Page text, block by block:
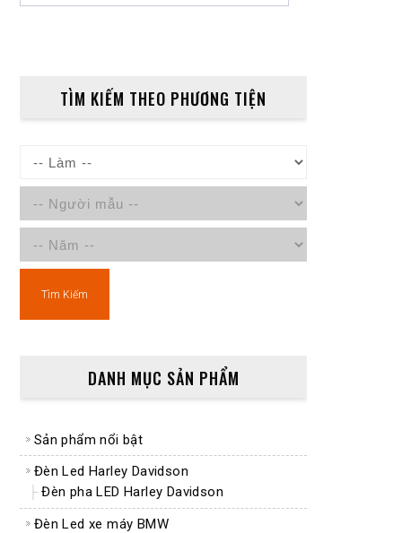
TÌM KIẾM THEO PHƯƠNG TIỆN
Tìm Kiếm
DANH MỤC SẢN PHẨM
Sản phẩm nổi bật
Đèn Led Harley Davidson
Đèn pha LED Harley Davidson
Đèn Led xe máy BMW